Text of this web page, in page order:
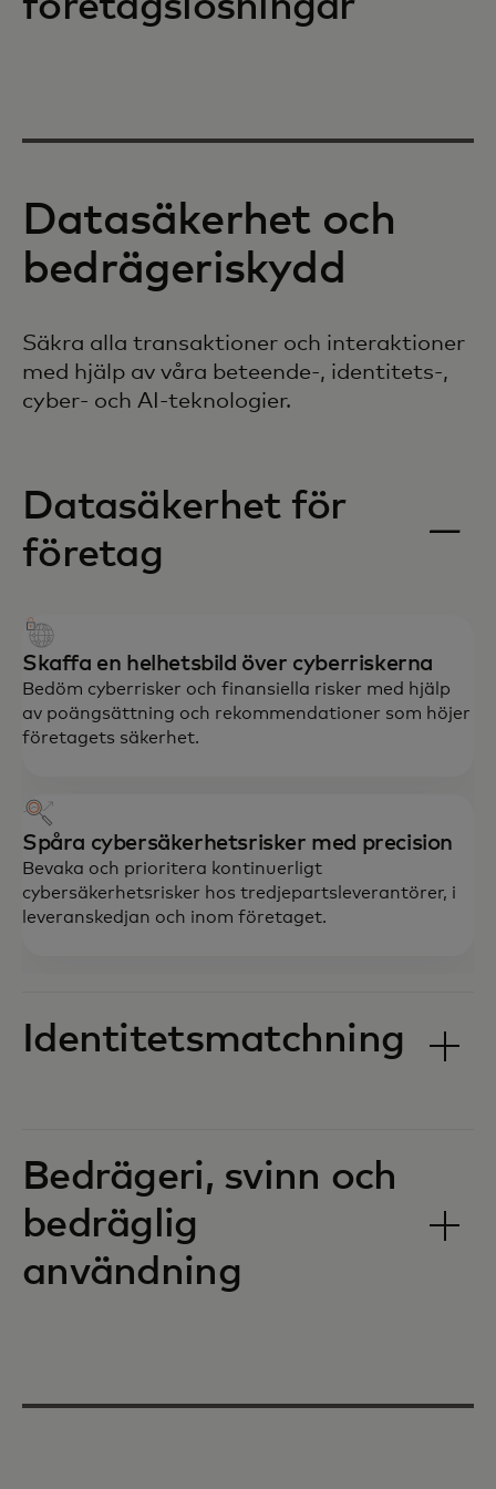
Datasäkerhet och
bedrägeriskydd
Säkra alla transaktioner och interaktioner
med hjälp av våra beteende-, identitets-,
cyber- och AI-teknologier.
Datasäkerhet för
företag
Skaffa en helhetsbild över cyberriskerna
Bedöm cyberrisker och finansiella risker med hjälp
av poängsättning och rekommendationer som höjer
företagets säkerhet.
Spåra cybersäkerhetsrisker med precision
Bevaka och prioritera kontinuerligt
cybersäkerhetsrisker hos tredjepartsleverantörer, i
leveranskedjan och inom företaget.
Identitetsmatchning
Bedrägeri, svinn och
bedräglig
användning